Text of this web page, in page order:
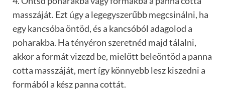
masszáját. Ezt úgy a legegyszerűbb megcsinálni, ha
egy kancsóba öntöd, és a kancsóból adagolod a
poharakba. Ha tényéron szeretnéd majd tálalni,
akkor a formát vizezd be, mielőtt beleöntöd a panna
cotta masszáját, mert így könnyebb lesz kiszedni a
formából a kész panna cottát.